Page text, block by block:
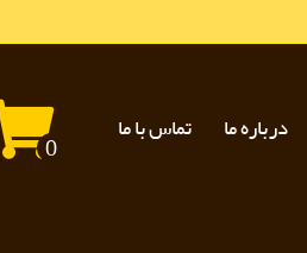
درباره ما تماس با ما 0